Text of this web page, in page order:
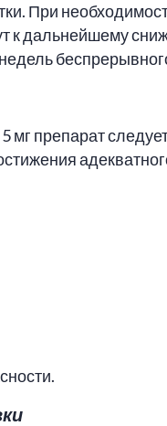
При
к дальнейшему
препарат